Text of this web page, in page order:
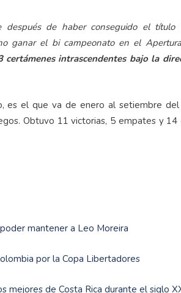
de haber conseguido el título
ganar el bi campeonato en el
certámenes intrascendentes bajo la
es el que va de enero al setiembre
Obtuvo 11 victorias, 5 empates y 14
mantener a Leo Moreira
por la Copa Libertadores
mejores de Costa Rica durante el siglo